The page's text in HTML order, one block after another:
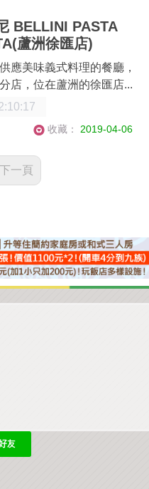
BELLINI PASTA
蘆洲徐匯店)
應美味義式料理的餐廳，
店，位在蘆洲的徐匯店...
收藏： 2019-04-06
下一頁